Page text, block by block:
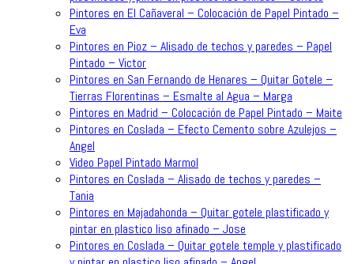
Pintores en El Cañaveral – Colocación de Papel Pintado –
Eva
Pintores en Pioz – Alisado de techos y paredes – Papel
Pintado – Victor
Pintores en San Fernando de Henares – Quitar Gotele –
Tierras Florentinas – Esmalte al Agua – Marga
Pintores en Madrid – Colocación de Papel Pintado – Maite
Pintores en Coslada – Efecto Cemento sobre Azulejos –
Angel
Video Papel Pintado Marmol
Pintores en Coslada – Alisado de techos y paredes –
Tania
Pintores en Majadahonda – Quitar gotele plastificado y
pintar en plastico liso afinado – Jose
Pintores en Coslada – Quitar gotele temple y plastificado